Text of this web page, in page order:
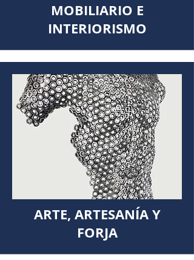
MOBILIARIO E
INTERIORISMO
ARTE, ARTESANÍA Y
FORJA